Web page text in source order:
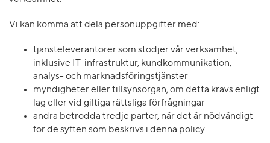
Vi kan komma att dela personuppgifter med:
tjänsteleverantörer som stödjer vår verksamhet,
inklusive IT-infrastruktur, kundkommunikation,
analys- och marknadsföringstjänster
myndigheter eller tillsynsorgan, om detta krävs enligt
lag eller vid giltiga rättsliga förfrågningar
andra betrodda tredje parter, när det är nödvändigt
för de syften som beskrivs i denna policy